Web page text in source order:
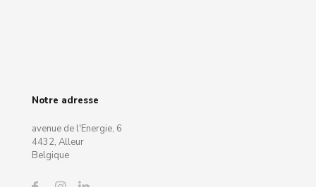
Notre adresse
avenue de l'Energie, 6
4432, Alleur
Belgique